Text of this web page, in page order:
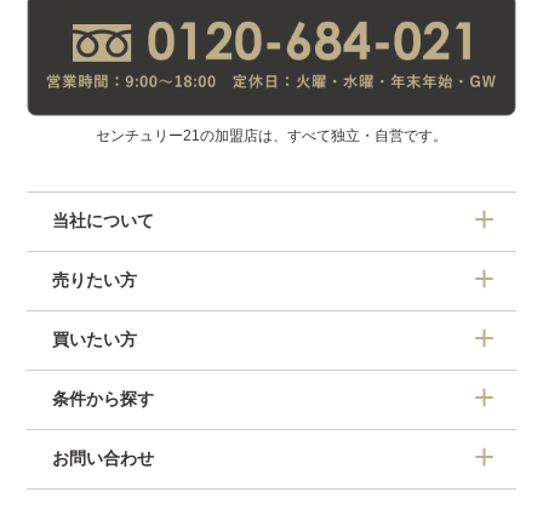
センチュリー21の加盟店は、すべて独立・自営です。
当社について
売りたい方
買いたい方
条件から探す
お問い合わせ